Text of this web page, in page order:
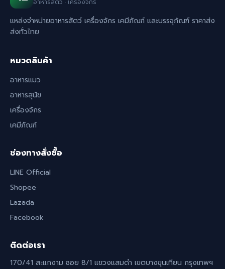
อาหารสัตว์ · เครื่องจักร
แหล่งจำหน่ายอาหารสัตว์ เครื่องจักร เคมีภัณฑ์ และบรรจุภัณฑ์ ราคาส่ง
ส่งทั่วไทย
หมวดสินค้า
อาหารแมว
อาหารสุนัข
เครื่องจักร
เคมีภัณฑ์
ช่องทางสั่งซื้อ
LINE Official
Shopee
Lazada
Facebook
ติดต่อเรา
170/41 สะแกงาม ซอย 8/1 แขวงแสมดำ เขตบางขุนเทียน กรุงเทพฯ